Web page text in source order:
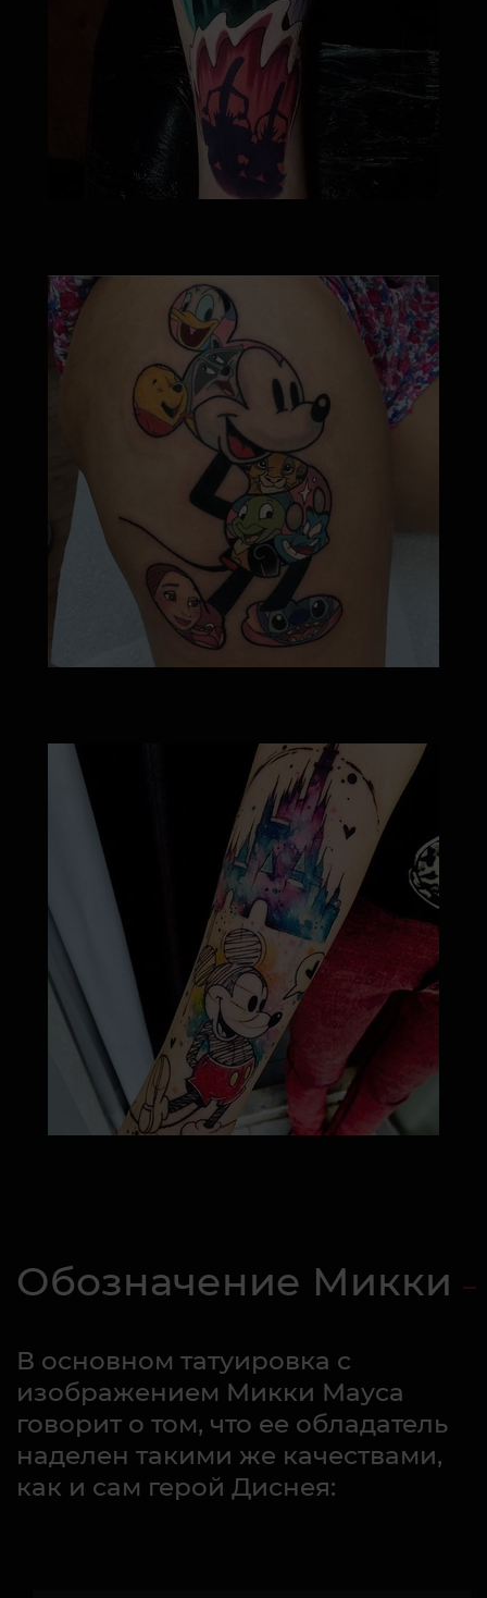
Обозначение Микки
В основном татуировка с
изображением Микки Мауса
говорит о том, что ее обладатель
наделен такими же качествами,
как и сам герой Диснея: